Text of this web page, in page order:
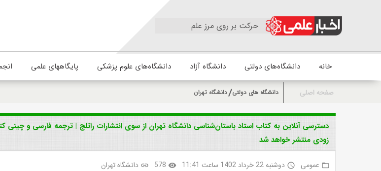
حرکت بر روی مرز علم
خانه دانشگاه‌های دولتی دانشگاه آزاد دانشگاه‌های علوم پزشکی پایگاههای علمی
صفحه اصلی دانشگاه های دولتی دانشگاه تهران
دسترسی آنلاین به کتاب استاد باستان‌شناسی دانشگاه تهران از سوی انتشارات راتلج | ترجمه فارسی و چینی
زودی منتشر خواهد شد
folder_open عمومی access_time دوشنبه 22 خرداد 1402 ساعت 11:41 visibility
578
link دانشگاه تهران